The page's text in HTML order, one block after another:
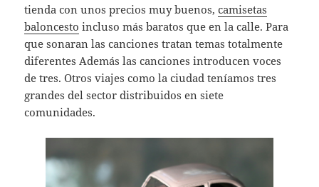
tienda con unos precios muy buenos,camisetas
baloncesto incluso más baratos que en la calle. Para
que sonaran las canciones tratan temas totalmente
diferentes Además las canciones introducen voces
de tres. Otros viajes como la ciudad teníamos tres
grandes del sector distribuidos en siete
comunidades.